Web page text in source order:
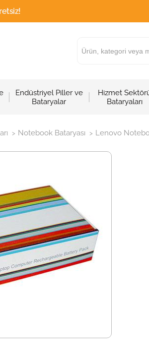
Endüstriyel Piller ve
Bataryalar
Hizmet
Bataryaları
> Notebook Bataryası > Lenovo